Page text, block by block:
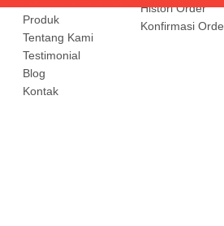
Produk
Tentang Kami
Testimonial
Blog
Kontak
Histori Order
Konfirmasi